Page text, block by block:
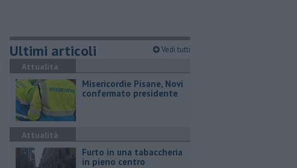
Ultimi articoli Vedi tutti
Attualità
Misericordie Pisane, Novi
confermato presidente
Attualità
Furto in una tabaccheria
in pieno centro